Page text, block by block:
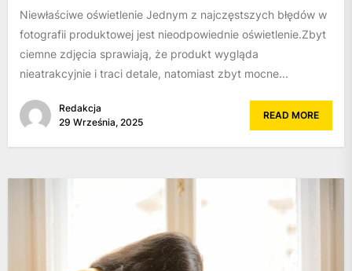
Niewłaściwe oświetlenie Jednym z najczęstszych błędów w
fotografii produktowej jest nieodpowiednie oświetlenie.Zbyt
ciemne zdjęcia sprawiają, że produkt wygląda
nieatrakcyjnie i traci detale, natomiast zbyt mocne...
Redakcja
29 Września, 2025
READ MORE